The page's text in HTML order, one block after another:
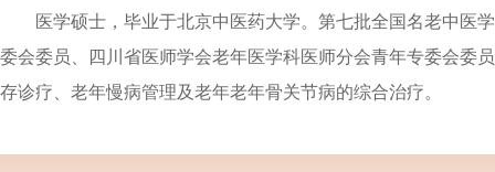
医学硕士，毕业于北京中医药大学。第七批全国名老中医
委会委员、四川省医师学会老年医学科医师分会青年专委会委
存诊疗、老年慢病管理及老年老年骨关节病的综合治疗。